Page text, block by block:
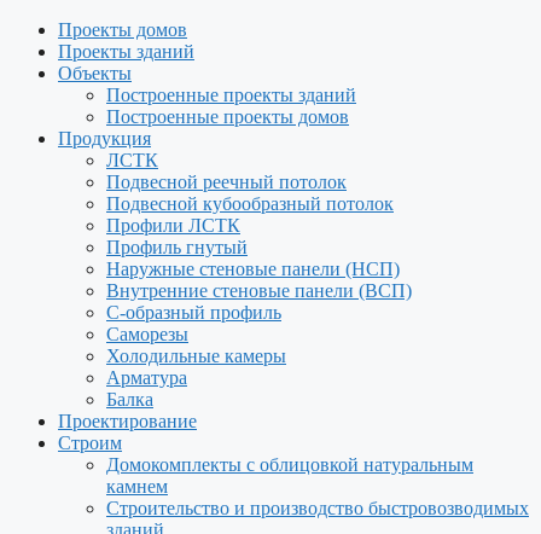
Проекты домов
Проекты зданий
Объекты
Построенные проекты зданий
Построенные проекты домов
Продукция
ЛСТК
Подвесной реечный потолок
Подвесной кубообразный потолок
Профили ЛСТК
Профиль гнутый
Наружные стеновые панели (НСП)
Внутренние стеновые панели (ВСП)
С-образный профиль
Саморезы
Холодильные камеры
Арматура
Балка
Проектирование
Строим
Домокомплекты с облицовкой натуральным
камнем
Строительство и производство быстровозводимых
зданий